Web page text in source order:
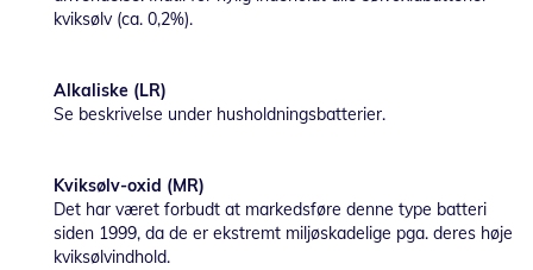
kviksølv (ca. 0,2%).
Alkaliske (LR)
Se beskrivelse under husholdningsbatterier.
Kviksølv-oxid (MR)
Det har været forbudt at markedsføre denne type batteri
siden 1999, da de er ekstremt miljøskadelige pga. deres høje
kviksølvindhold.